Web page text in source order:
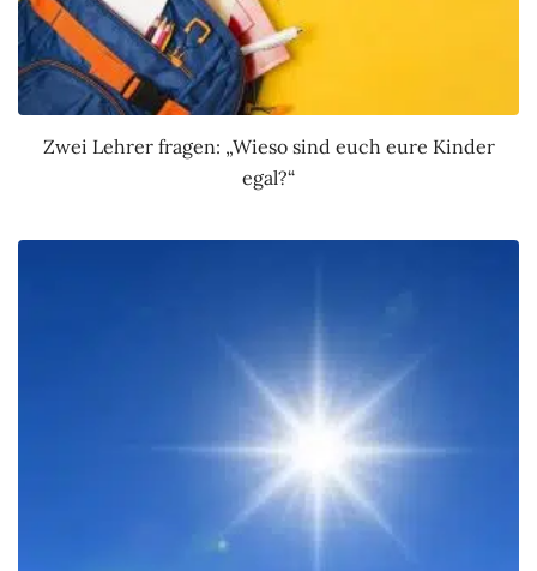
Zwei Lehrer fragen: „Wieso sind euch eure Kinder
egal?“